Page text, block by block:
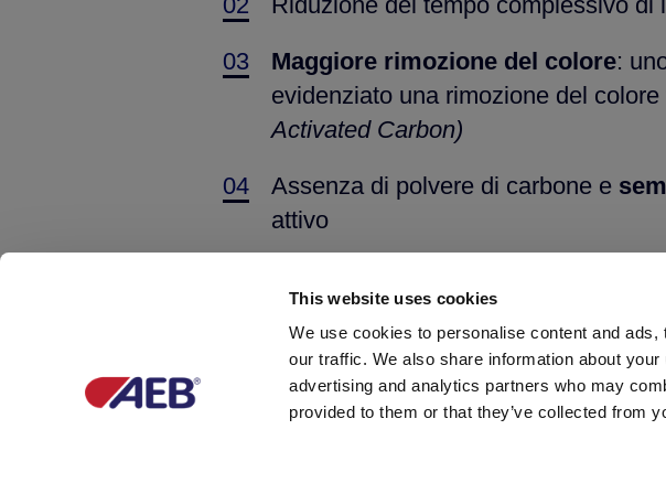
This website uses cookies
We use cookies to personalise content and
our traffic. We also share information about
advertising and analytics partners who may
provided to them or that they’ve collected from
03 Maggiore rimozione del colore:
evidenziato una rimozione del colore
Activated Carbon)
04 Assenza di polvere di carbone e
attivo
Riduzione dei costigrazie alla
sono disponibili nel